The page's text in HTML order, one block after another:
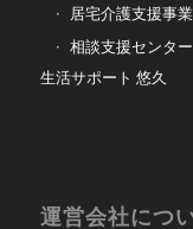
居宅介護支援事
相談支援センタ
生活サポート 悠久
運営会社につ